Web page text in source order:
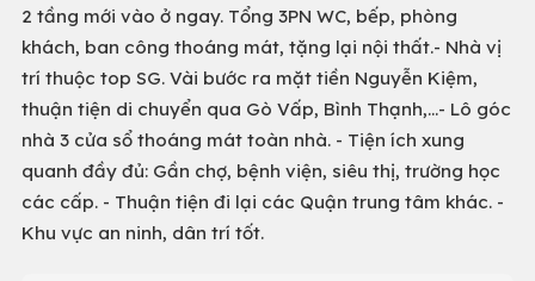
2 tầng mới vào ở ngay. Tổng 3PN WC, bếp, phòng
khách, ban công thoáng mát, tặng lại nội thất.- Nhà vị
trí thuộc top SG. Vài bước ra mặt tiền Nguyễn Kiệm,
thuận tiện di chuyển qua Gò Vấp, Bình Thạnh,…- Lô góc
nhà 3 cửa sổ thoáng mát toàn nhà. - Tiện ích xung
quanh đầy đủ: Gần chợ, bệnh viện, siêu thị, trường học
các cấp. - Thuận tiện đi lại các Quận trung tâm khác. -
Khu vực an ninh, dân trí tốt.